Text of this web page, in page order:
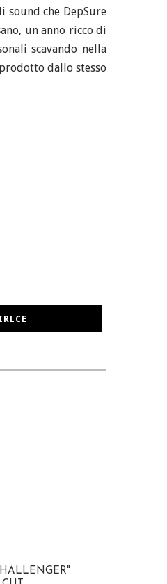
sound che DepSure
un anno ricco di
scavando nella
dallo stesso